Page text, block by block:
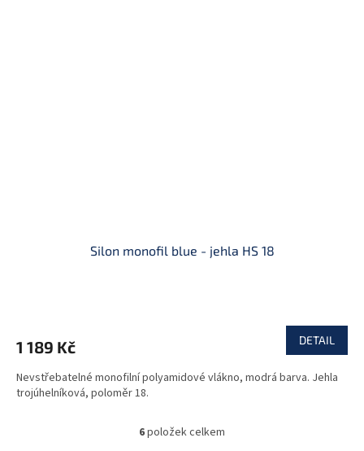
Silon monofil blue - jehla HS 18
1 189 Kč DETAIL
Nevstřebatelné monofilní polyamidové vlákno, modrá barva. Jehla
trojúhelníková, poloměr 18.
O
6položek celkem